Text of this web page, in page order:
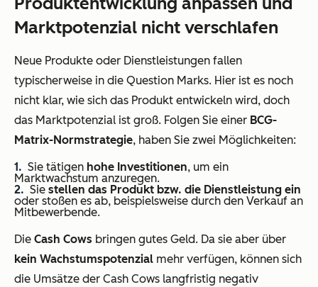
Marktpotenzial nicht verschlafen
Neue Produkte oder Dienstleistungen fallen
typischerweise in die Question Marks. Hier ist es noch
nicht klar, wie sich das Produkt entwickeln wird, doch
das Marktpotenzial ist groß. Folgen Sie einer BCG-
Matrix-Normstrategie, haben Sie zwei Möglichkeiten:
Sie tätigen hohe Investitionen, um ein
Marktwachstum anzuregen.
Sie stellen das Produkt bzw. die Dienstleistung ein
oder stoßen es ab, beispielsweise durch den Verkauf an
Mitbewerbende.
Die Cash Cows bringen gutes Geld. Da sie aber über
kein Wachstumspotenzial mehr verfügen, können sich
die Umsätze der Cash Cows langfristig negativ